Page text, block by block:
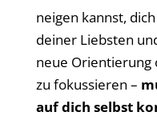
neigen kannst,
deiner Liebsten
neue Orientierung
zu fokussieren –
auf dich selbst